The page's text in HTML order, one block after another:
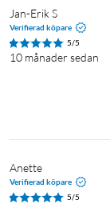
Längd: Ca 10 cm
Förpackningens
USB-C- till
Jan-Erik S
Verifierad köpare
5/5
10 månader sedan
Anette
Verifierad köpare
5/5